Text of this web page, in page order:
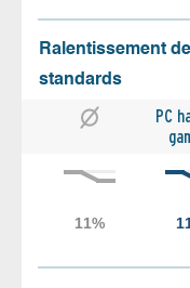
Ralentissement
standards
PC